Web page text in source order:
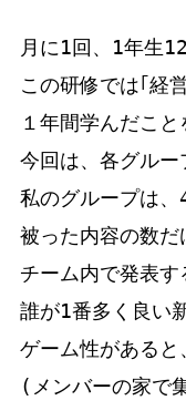
月に1回、1年生
この研修では｢経
１年間学んだこ
今回は、各グル
私のグループは
被った内容の数
チーム内で発表
誰が1番多く良い
ゲーム性がある
(メンバーの家で